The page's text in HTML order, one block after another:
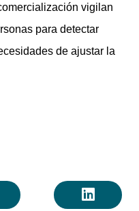
vigilan
para detectar
de ajustar la